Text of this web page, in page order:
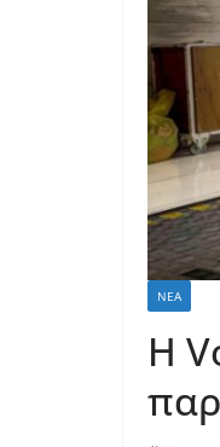
ΝΈΑ
Η